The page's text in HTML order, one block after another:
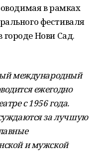
в рамках
фестиваля
городе Нови Сад.
международный
ежегодно
с 1956 года.
за лучшую
и мужской